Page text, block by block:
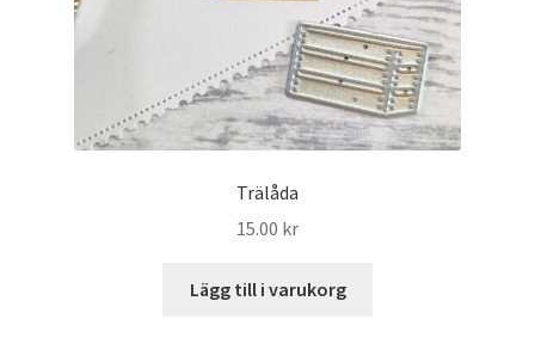
Trälåda
15.00 kr
Lägg till i varukorg